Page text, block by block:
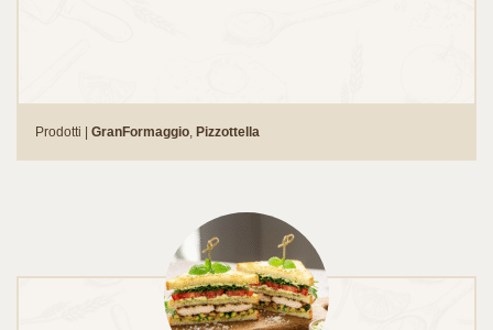
Prodotti | GranFormaggio, Pizzottella